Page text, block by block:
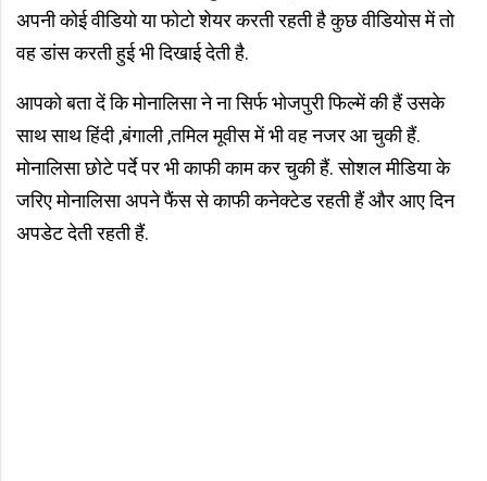
अपनी कोई वीडियो या फोटो शेयर करती रहती है कुछ वीडियोस में तो
वह डांस करती हुई भी दिखाई देती है.
आपको बता दें कि मोनालिसा ने ना सिर्फ भोजपुरी फिल्में की हैं उसके
साथ साथ हिंदी ,बंगाली ,तमिल मूवीस में भी वह नजर आ चुकी हैं.
मोनालिसा छोटे पर्दे पर भी काफी काम कर चुकी हैं. सोशल मीडिया के
जरिए मोनालिसा अपने फैंस से काफी कनेक्टेड रहती हैं और आए दिन
अपडेट देती रहती हैं.